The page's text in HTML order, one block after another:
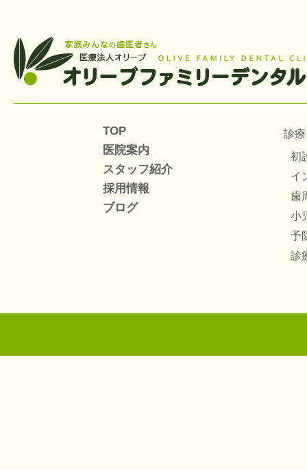
TOP
医院案内
スタッフ紹介
採用情報
ブログ
診
初
イ
歯
小
予
診